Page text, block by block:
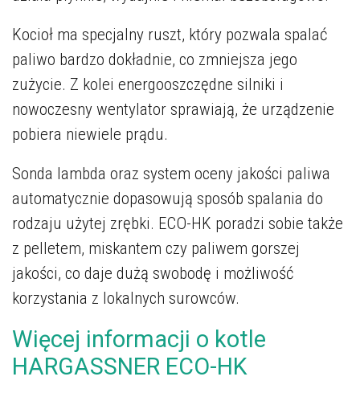
Kocioł ma specjalny ruszt, który pozwala spalać
paliwo bardzo dokładnie, co zmniejsza jego
zużycie. Z kolei energooszczędne silniki i
nowoczesny wentylator sprawiają, że urządzenie
pobiera niewiele prądu.
Sonda lambda oraz system oceny jakości paliwa
automatycznie dopasowują sposób spalania do
rodzaju użytej zrębki. ECO-HK poradzi sobie także
z pelletem, miskantem czy paliwem gorszej
jakości, co daje dużą swobodę i możliwość
korzystania z lokalnych surowców.
Więcej informacji o kotle
HARGASSNER ECO-HK